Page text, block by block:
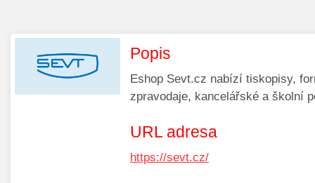
Popis
Eshop Sevt.cz nabízí tiskopisy,
zpravodaje, kancelářské a školní
URL adresa
https://sevt.cz/